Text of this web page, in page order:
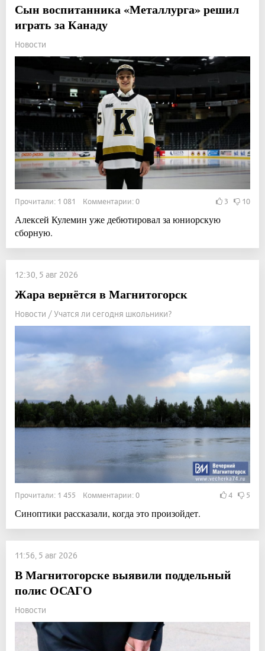
Сын воспитанника «Металлурга» решил
играть за Канаду
Новости
Прочитали: 1 081 Комментарии: 0 3 10
Алексей Кулемин уже дебютировал за юниорскую
сборную.
12:30, 5 авг 2026
Жара вернётся в Магнитогорск
Новости / Учатся ли сегодня школьники?
Прочитали: 1 455 Комментарии: 0 4 5
Синоптики рассказали, когда это произойдет.
11:56, 5 авг 2026
В Магнитогорске выявили поддельный
полис ОСАГО
Новости